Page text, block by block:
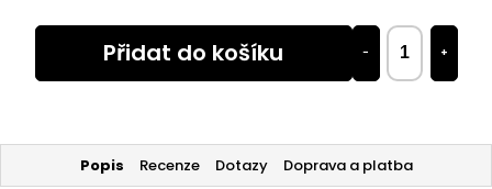
+
−
Přidat do košíku
Popis Recenze Dotazy Doprava a platba